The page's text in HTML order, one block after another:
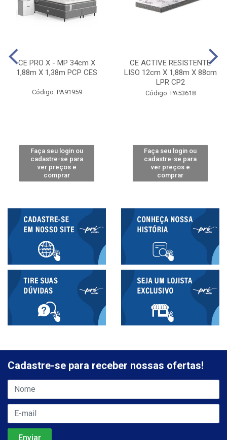
CE PRO X - MP 34cm X
1,88m X 1,38m PCP CES
Código: PA91959
Faça seu login ou
cadastre-se para
ver preços e
comprar
CE ACTIVE RESISTENTE
LISO 12cm X 1,88m X 88cm
LPR CP2
Código: PA53618
Faça seu login ou
cadastre-se para
ver preços e
comprar
Cadastre-se para receber nossas ofertas!